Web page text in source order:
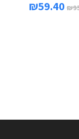
₪
₪59.40